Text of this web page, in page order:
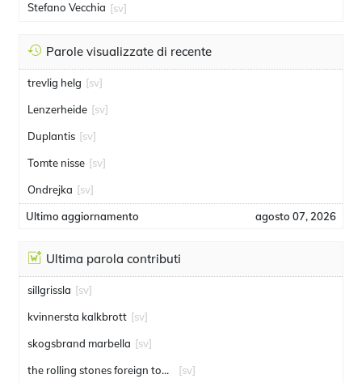
Stefano Vecchia [sv]
Parole visualizzate di recente
trevlig helg [sv]
Lenzerheide [sv]
Duplantis [sv]
Tomte nisse [sv]
Ondrejka [sv]
Ultimo aggiornamento agosto 07, 2026
Ultima parola contributi
sillgrissla [sv]
kvinnersta kalkbrott [sv]
skogsbrand marbella [sv]
the rolling stones foreign tongues [sv]